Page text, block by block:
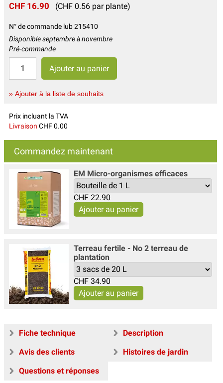
CHF 16.90 (CHF 0.56 par plante)
N° de commande lub 215410
Disponible septembre à novembre
Pré-commande
» Ajouter à la liste de souhaits
Prix incluant la TVA
Livraison CHF 0.00
Commandez maintenant
EM Micro-organismes efficaces
CHF 22.90
Terreau fertile - No 2 terreau de
plantation
CHF 34.90
Fiche technique
Description
Avis des clients
Histoires de jardin
Questions et réponses